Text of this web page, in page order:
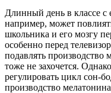
Длинный день в классе с
например, может
школьника и его мозгу
особенно перед
подавлять производство
тоже не захочется.
регулировать цикл сон-
производство